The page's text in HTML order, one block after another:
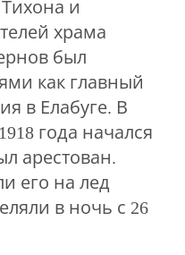
и
храма
был
как главный
в Елабуге. В
года начался
арестован.
его на лед
в ночь с 26